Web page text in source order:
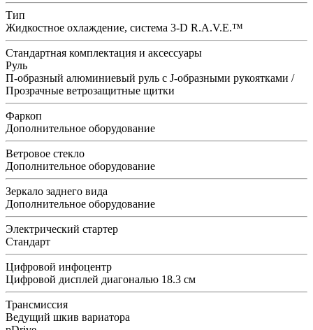
Тип
Жидкостное охлаждение, система 3-D R.A.V.E.™
Стандартная комплектация и аксессуары
Руль
П-образный алюминиевый руль с J-образными рукоятками /
Прозрачные ветрозащитные щитки
Фаркоп
Дополнительное оборудование
Ветровое стекло
Дополнительное оборудование
Зеркало заднего вида
Дополнительное оборудование
Электрический стартер
Стандарт
Цифровой инфоцентр
Цифровой дисплей диагональю 18.3 см
Транcмиссия
Ведущий шкив вариатора